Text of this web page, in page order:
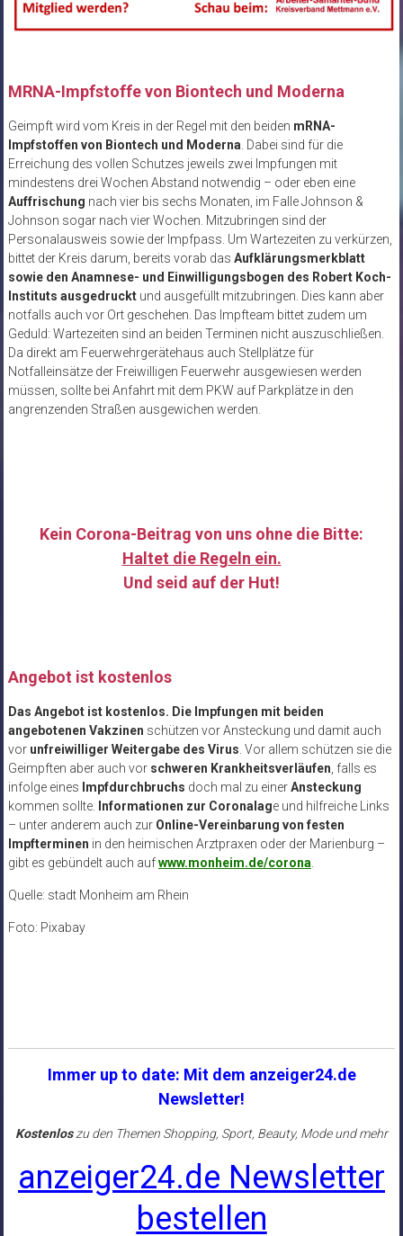
MRNA-Impfstoffe von Biontech und Moderna
Geimpft wird vom Kreis in der Regel mit den beiden mRNA-
Impfstoffen von Biontech und Moderna . Dabei sind für die
Erreichung des vollen Schutzes jeweils zwei Impfungen mit
mindestens drei Wochen Abstand notwendig – oder eben eine
Auffrischung nach vier bis sechs Monaten, im Falle Johnson &
Johnson sogar nach vier Wochen. Mitzubringen sind der
Personalausweis sowie der Impfpass. Um Wartezeiten zu verkürzen,
bittet der Kreis darum, bereits vorab das Aufklärungsmerkblatt
sowie den Anamnese- und Einwilligungsbogen des Robert Koch-
Instituts ausgedrucktund ausgefüllt mitzubringen. Dies kann aber
notfalls auch vor Ort geschehen. Das Impfteam bittet zudem um
Geduld: Wartezeiten sind an beiden Terminen nicht auszuschließen.
Da direkt am Feuerwehrgerätehaus auch Stellplätze für
Notfalleinsätze der Freiwilligen Feuerwehr ausgewiesen werden
müssen, sollte bei Anfahrt mit dem PKW auf Parkplätze in den
angrenzenden Straßen ausgewichen werden.
Kein Corona-Beitrag von uns ohne die Bitte:
Haltet die Regeln ein.
Und seid auf der Hut!
Angebot ist kostenlos
Das Angebot ist kostenlos. Die Impfungen mit beiden
angebotenen Vakzinen schützen vor Ansteckung und damit auch
vor unfreiwilliger Weitergabe des Virus . Vor allem schützen sie die
Geimpften aber auch vor schweren Krankheitsverläufen , falls es
infolge eines Impfdurchbruchs doch mal zu einerAnsteckung
kommen sollte.
Informationen zur Coronalage und hilfreiche Links
– unter anderem auch zur Online-Vereinbarung von festen
Impfterminen in den heimischen Arztpraxen oder der Marienburg –
gibt es gebündelt auch aufwww.monheim.de/corona
Quelle: stadt Monheim am Rhein
Foto: Pixabay
Immer up to date: Mit dem anzeiger24.de
Newsletter!
Kostenloszu den Themen Shopping, Sport, Beauty, Mode und mehr
anzeiger24.de Newsletter
bestellen